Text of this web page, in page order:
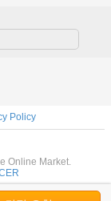
Policy
Online Market.